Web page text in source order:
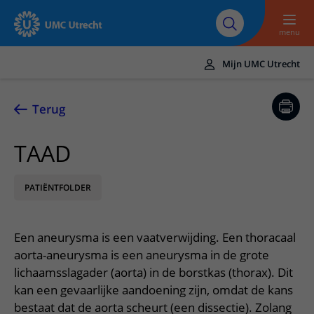
Naar hoofdinhoud
Over UMC
Utrecht
Research
Werken bij het UMC
Utrecht
menu
UMC Utrecht
Zorg en behandeling
Ziekten en aandoeningen
Poliklinieken
Verpleegafdelingen
Onze zorgverleners
Afspraak en opname
Bezoek aan de polikliniek
Opname in het ziekenhuis
Voorbereiding op uw afspraak
Op bezoek in het UMC Utrecht
Apotheek
Winkels en restaurants
Contact en route
Spoed
Contactgegevens
Verwijzers
Patiënt verwijzen
Mijn UMC Utrecht
Terug
TAAD
PATIËNTFOLDER
Een aneurysma is een vaatverwijding. Een thoracaal
aorta-aneurysma is een aneurysma in de grote
lichaamsslagader (aorta) in de borstkas (thorax). Dit
kan een gevaarlijke aandoening zijn, omdat de kans
bestaat dat de aorta scheurt (een dissectie). Zolang